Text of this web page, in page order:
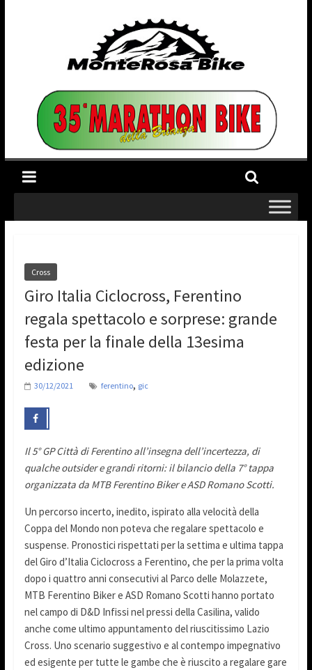
Cross
Giro Italia Ciclocross, Ferentino
regala spettacolo e sorprese: grande
festa per la finale della 13esima
edizione
30/12/2021 ferentino, gic
Il 5° GP Città di Ferentino all’insegna dell’incertezza, di
qualche outsider e grandi ritorni: il bilancio della 7° tappa
organizzata da MTB Ferentino Biker e ASD Romano Scotti.
Un percorso incerto, inedito, ispirato alla velocità della
Coppa del Mondo non poteva che regalare spettacolo e
suspense. Pronostici rispettati per la settima e ultima tappa
del Giro d’Italia Ciclocross a Ferentino, che per la prima volta
dopo i quattro anni consecutivi al Parco delle Molazzete,
MTB Ferentino Biker e ASD Romano Scotti hanno portato
nel campo di D&D Infissi nel pressi della Casilina, valido
anche come ultimo appuntamento del riuscitissimo Lazio
Cross. Uno scenario suggestivo e al contempo impegnativo
ed esigente per tutte le gambe che è riuscito a regalare gare